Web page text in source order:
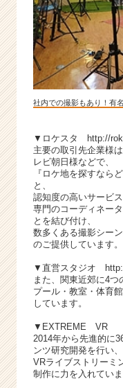
社内での撮影もあり！有
▼ロケスタ
http://
主要の取引先企業様
レビ朝日様などで、
『ロケ地を探すなら
と、
認知度の高いサービ
専門のコーディネー
とを結び付け、
数多くある撮影シー
のご提供しています。
▼直営スタジオ
また、関東近郊に4つ
プール・教室・体育
しています。
▼EXTREME VR
2014年から先進的に
ンツ研究開発を行い、
VRライブストリーミ
制作に力を入れていま